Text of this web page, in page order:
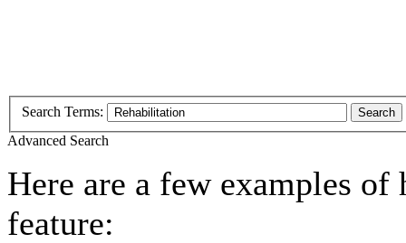
Search Terms: Search
Advanced Search
Here are a few examples of
feature: